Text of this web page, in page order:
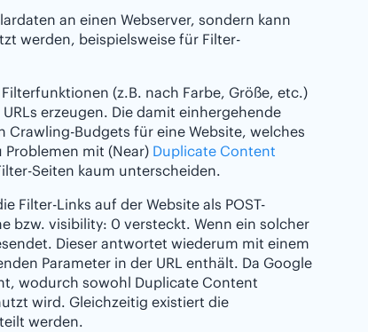
an einen Webserver, sondern kann
werden, beispielsweise für Filter-
(z.B. nach Farbe, Größe, etc.)
erzeugen. Die damit einhergehende
Budgets für eine Website, welches
mit (Near) Duplicate Content
Seiten kaum unterscheiden.
Filter-Links auf der Website als POST-
bzw. visibility: 0 versteckt. Wenn ein solcher
Dieser antwortet wiederum mit einem
Parameter in der URL enthält. Da Google
wodurch sowohl Duplicate Content
wird. Gleichzeitig existiert die
werden.